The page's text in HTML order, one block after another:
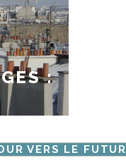
:
VERS LE FUTUR